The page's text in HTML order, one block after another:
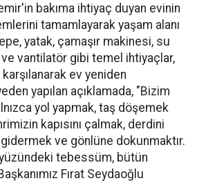
bakıma ihtiyaç duyan evinin
tamamlayarak yaşam alanı
yatak, çamaşır makinesi, su
ve vantilatör gibi temel ihtiyaçlar,
ev yeniden
yapılan açıklamada, "Bizim
yol yapmak, taş döşemek
kapısını çalmak, derdini
gidermek ve gönlüne dokunmaktır.
tebessüm, bütün
Fırat Seydaoğlu